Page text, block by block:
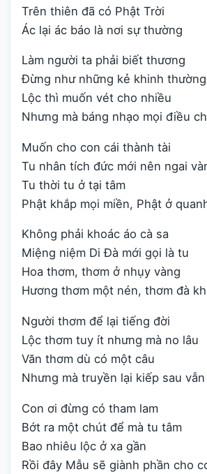
Trên thiên đã có Phật Trời
Ác lại ác báo là nơi sự thường
Làm người ta phải biết thương
Đừng như những kẻ khinh
Lộc thì muốn vét cho nhiều
Nhưng mà báng nhạo mọi điều
Muốn cho con cái thành tài
Tu nhân tích đức mới nên ngai
Tu thời tu ở tại tâm
Phật khắp mọi miền, Phật ở
Không phải khoác áo cà sa
Miệng niệm Di Đà mới gọi là tu
Hoa thơm, thơm ở nhụy vàng
Hương thơm một nén, thơm đà
Người thơm để lại tiếng đời
Lộc thơm tuy ít nhưng mà no lâu
Văn thơm dù có một câu
Nhưng mà truyền lại kiếp sau
Con ơi đừng có tham lam
Bớt ra một chút để mà tu tâm
Bao nhiêu lộc ở xa gần
Rồi đây Mẫu sẽ giành phần cho